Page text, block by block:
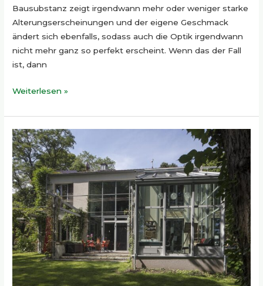
Bausubstanz zeigt irgendwann mehr oder weniger starke
Alterungserscheinungen und der eigene Geschmack
ändert sich ebenfalls, sodass auch die Optik irgendwann
nicht mehr ganz so perfekt erscheint. Wenn das der Fall
ist, dann
Weiterlesen »
Hochwertige
Gartenmöbel
für
dein
Eigenheim